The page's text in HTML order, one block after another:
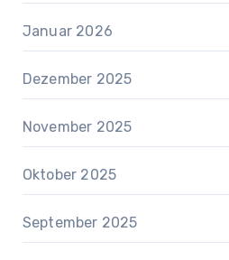
Januar 2026
Dezember 2025
November 2025
Oktober 2025
September 2025